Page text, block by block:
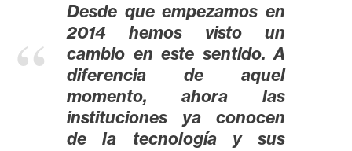
Desde que empezamos en
2014 hemos visto un
cambio en este sentido. A
diferencia de aquel
momento, ahora las
instituciones ya conocen
de la tecnología y sus